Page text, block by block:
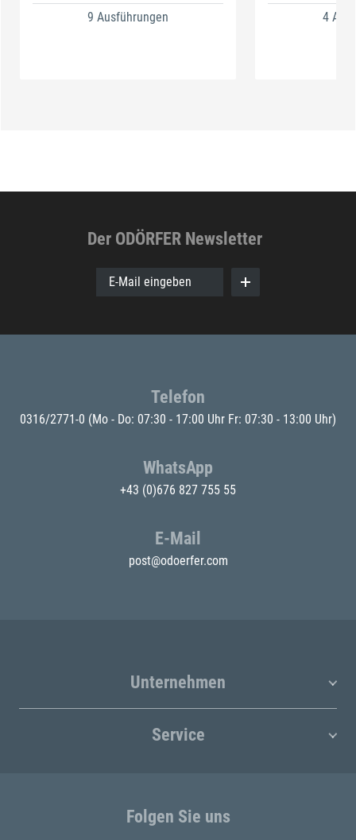
9 Ausführungen 4
Der ODÖRFER Newsletter
E-Mail eingeben
Telefon
0316/2771-0 (Mo - Do: 07:30 - 17:00 Uhr Fr: 07:30 - 13:00 Uhr)
WhatsApp
+43 (0)676 827 755 55
E-Mail
post@odoerfer.com
Unternehmen
Service
Folgen Sie uns